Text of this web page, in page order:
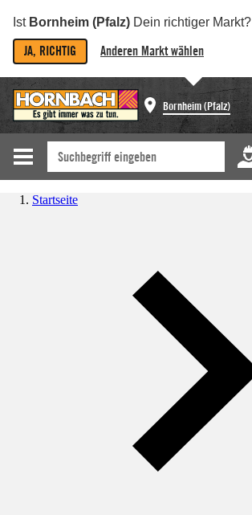
Ist Bornheim (Pfalz) Dein richtiger Markt?
JA, RICHTIG Anderen Markt wählen
Bornheim (Pfalz)
Startseite